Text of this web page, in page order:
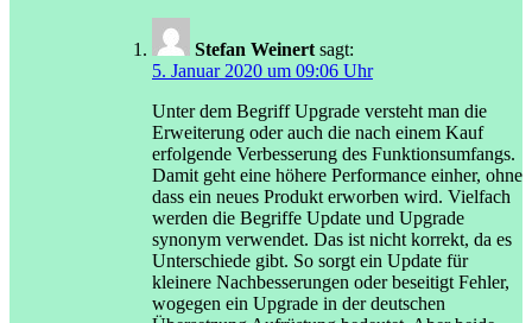
Stefan Weinert sagt:
5. Januar 2020 um 09:06 Uhr
Unter dem Begriff Upgrade versteht man die
Erweiterung oder auch die nach einem Kauf
erfolgende Verbesserung des Funktionsumfangs.
Damit geht eine höhere Performance einher, ohne
dass ein neues Produkt erworben wird. Vielfach
werden die Begriffe Update und Upgrade
synonym verwendet. Das ist nicht korrekt, da es
Unterschiede gibt. So sorgt ein Update für
kleinere Nachbesserungen oder beseitigt Fehler,
wogegen ein Upgrade in der deutschen